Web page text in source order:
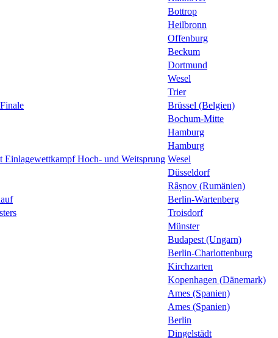
Bottrop
Heilbronn
Offenburg
Beckum
Dortmund
Wesel
Trier
Brüssel (Belgien)
Bochum-Mitte
Hamburg
Hamburg
Einlagewettkampf Hoch- und Weitsprung Wesel
Düsseldorf
Râșnov (Rumänien)
Berlin-Wartenberg
Troisdorf
Münster
Budapest (Ungarn)
Berlin-Charlottenburg
Kirchzarten
Kopenhagen (Dänemark)
Ames (Spanien)
Ames (Spanien)
Berlin
Dingelstädt